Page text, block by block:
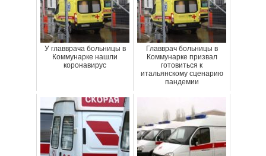
У главврача больницы в
Коммунарке нашли
коронавирус
Главврач больницы в
Коммунарке призвал
готовиться к
итальянскому сценарию
пандемии